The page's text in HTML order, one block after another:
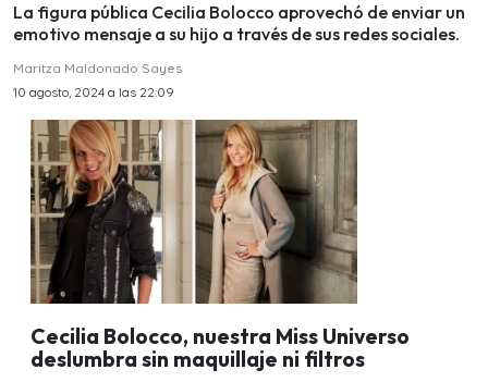
La figura pública Cecilia Bolocco aprovechó de enviar un
emotivo mensaje a su hijo a través de sus redes sociales.
Maritza Maldonado Sayes
10 agosto, 2024 a las 22:09
Cecilia Bolocco, nuestra Miss Universo
deslumbra sin maquillaje ni filtros